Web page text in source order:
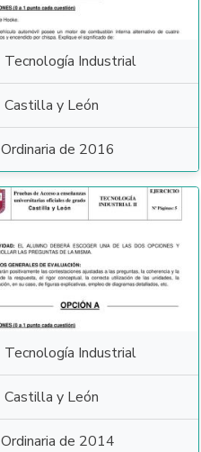
Tecnología Industrial
Castilla y León
Ordinaria de 2016
Tecnología Industrial
Castilla y León
Ordinaria de 2014